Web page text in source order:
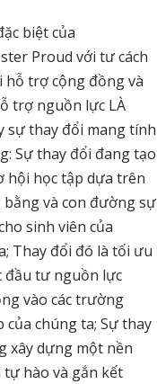
biệt của
Proud với tư cách
hỗ trợ cộng đồng và
trợ nguồn lực LÀ
sự thay đổi mang tính
Sự thay đổi đang tạo
hội học tập dựa trên
bằng và con đường sự
sinh viên của
Thay đổi đó là tối ưu
đầu tư nguồn lực
vào các trường
của chúng ta; Sự thay
xây dựng một nền
tự hào và gắn kết